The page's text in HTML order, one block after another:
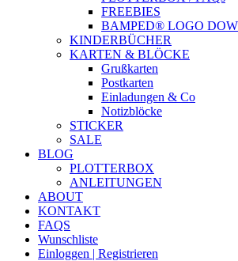
FREEBIES
BAMPED® LOGO
KINDERBÜCHER
KARTEN & BLÖCKE
Grußkarten
Postkarten
Einladungen & Co
Notizblöcke
STICKER
SALE
BLOG
PLOTTERBOX
ANLEITUNGEN
ABOUT
KONTAKT
FAQS
Wunschliste
Einloggen | Registrieren